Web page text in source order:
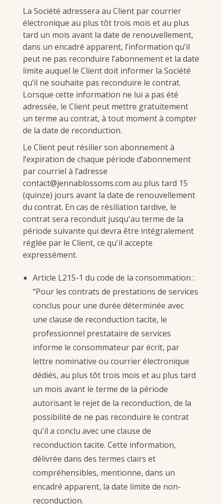
La Société adressera au Client par courrier
électronique au plus tôt trois mois et au plus
tard un mois avant la date de renouvellement,
dans un encadré apparent, l’information qu’il
peut ne pas reconduire l’abonnement et la date
limite auquel le Client doit informer la Société
qu’il ne souhaite pas reconduire le contrat.
Lorsque cette information ne lui a pas été
adressée, le Client peut mettre gratuitement
un terme au contrat, à tout moment à compter
de la date de reconduction.
Le Client peut résilier son abonnement à
l’expiration de chaque période d’abonnement
par courriel à l’adresse
contact@jennablossoms.com au plus tard 15
(quinze) jours avant la date de renouvellement
du contrat. En cas de résiliation tardive, le
contrat sera reconduit jusqu'au terme de la
période suivante qui devra être intégralement
réglée par le Client, ce qu'il accepte
expressément.
Article L215-1 du code de la consommation :
“Pour les contrats de prestations de services
conclus pour une durée déterminée avec
une clause de reconduction tacite, le
professionnel prestataire de services
informe le consommateur par écrit, par
lettre nominative ou courrier électronique
dédiés, au plus tôt trois mois et au plus tard
un mois avant le terme de la période
autorisant le rejet de la reconduction, de la
possibilité de ne pas reconduire le contrat
qu'il a conclu avec une clause de
reconduction tacite. Cette information,
délivrée dans des termes clairs et
compréhensibles, mentionne, dans un
encadré apparent, la date limite de non-
reconduction.